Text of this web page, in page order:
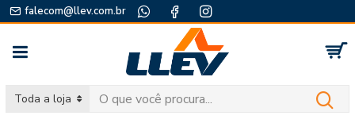
falecom@llev.com.br
Toda a loja